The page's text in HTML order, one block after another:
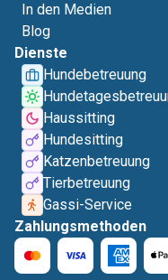
In den Medien
Blog
Dienste
Hundebetreuung
Haussitting
Hundesitting
Katzenbetreuung
Tierbetreuung
Gassi-Service
Zahlungsmethoden